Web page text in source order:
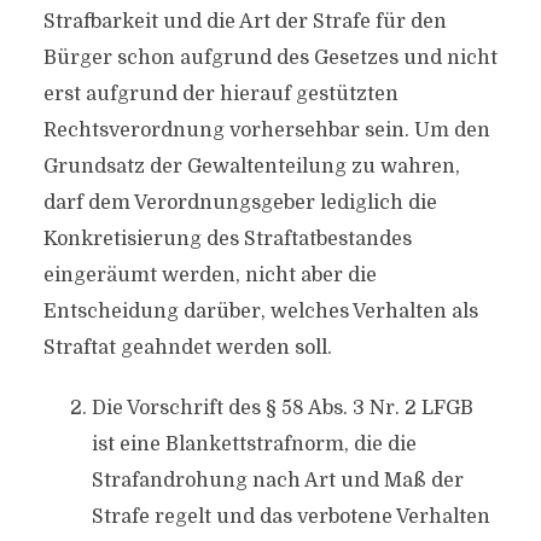
Strafbarkeit und die Art der Strafe für den
Bürger schon aufgrund des Gesetzes und nicht
erst aufgrund der hierauf gestützten
Rechtsverordnung vorhersehbar sein. Um den
Grundsatz der Gewaltenteilung zu wahren,
darf dem Verordnungsgeber lediglich die
Konkretisierung des Straftatbestandes
eingeräumt werden, nicht aber die
Entscheidung darüber, welches Verhalten als
Straftat geahndet werden soll.
Die Vorschrift des § 58 Abs. 3 Nr. 2 LFGB
ist eine Blankettstrafnorm, die die
Strafandrohung nach Art und Maß der
Strafe regelt und das verbotene Verhalten